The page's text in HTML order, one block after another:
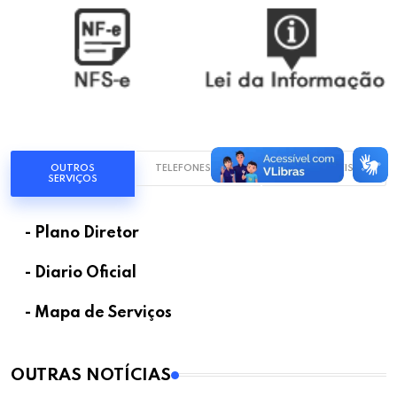
OUTROS
SERVIÇOS
TELEFONES UTÉIS LINKS UTÉIS
- Plano Diretor
- Diario Oficial
- Mapa de Serviços
OUTRAS NOTÍCIAS